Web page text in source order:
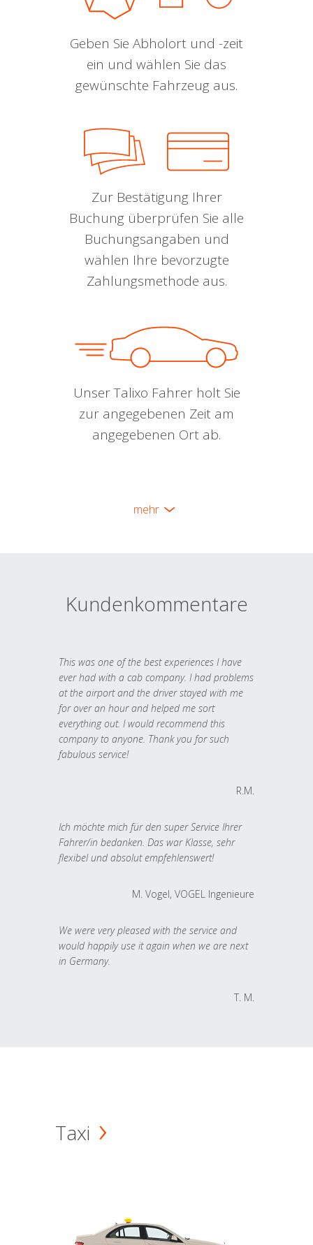
Geben Sie Abholort und -zeit
ein und wählen Sie das
gewünschte Fahrzeug aus.
Zur Bestätigung Ihrer
Buchung überprüfen Sie alle
Buchungsangaben und
wählen Ihre bevorzugte
Zahlungsmethode aus.
Unser Talixo Fahrer holt Sie
zur angegebenen Zeit am
angegebenen Ort ab.
mehr
Kundenkommentare
This was one of the best experiences I have
ever had with a cab company. I had problems
at the airport and the driver stayed with me
for over an hour and helped me sort
everything out. I would recommend this
company to anyone. Thank you for such
fabulous service!
R.M.
Ich möchte mich für den super Service Ihrer
Fahrer/in bedanken. Das war Klasse, sehr
flexibel und absolut empfehlenswert!
M. Vogel, VOGEL Ingenieure
We were very pleased with the service and
would happily use it again when we are next
in Germany.
T. M.
Taxi